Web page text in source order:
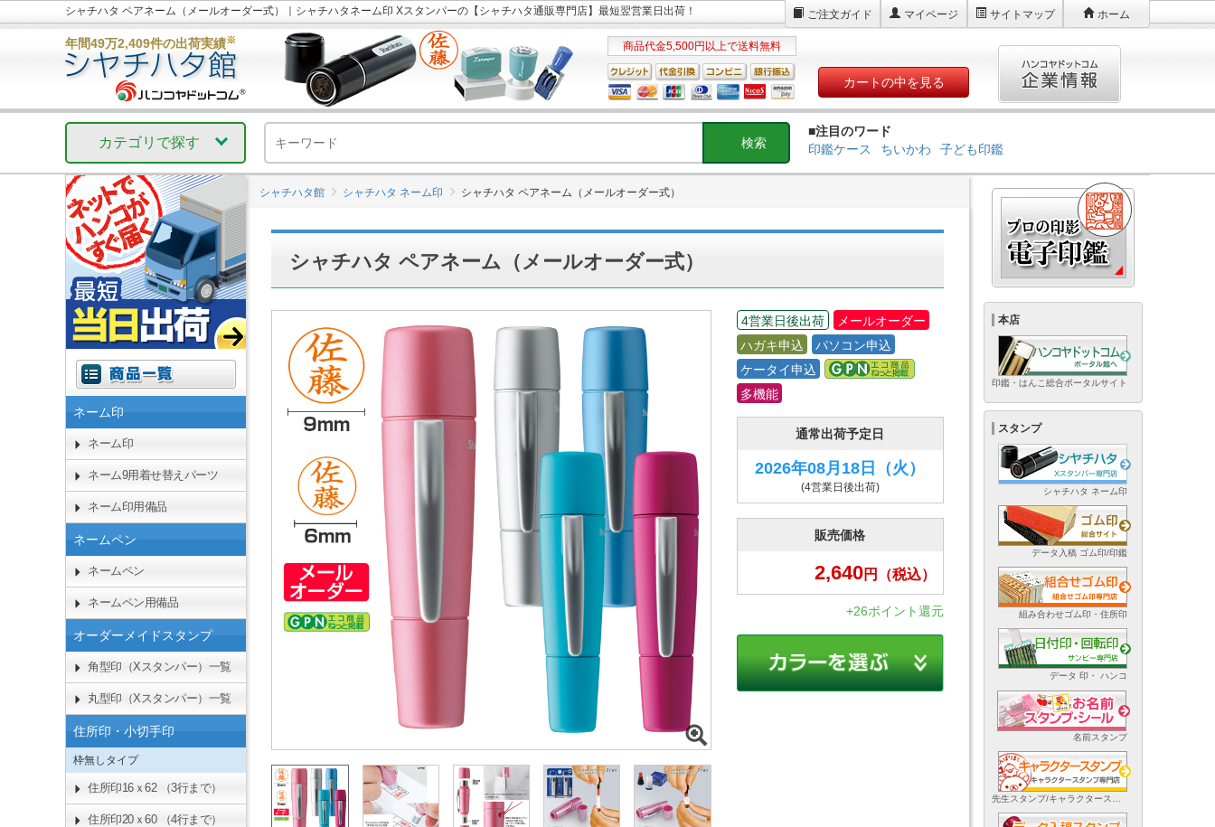
シャチハタ ペアネーム（メールオーダー式）｜シャチハタネーム印 Xスタンパーの【シャチハタ通販専門店】最短翌営業日出荷！ ご注文ガイド マイページ サイトマップ ホーム
年間49万2,409件の出荷実績※
商品代金5,500円以上で送料無料
カートの中を見る
カテゴリで探す
■注目のワード
印鑑ケース
ちいかわ 子ども印鑑
シャチハタ館 シャチハタ ネーム印 シャチハタ ペアネーム（メールオーダー式）
シャチハタ ペアネーム（メールオーダー式）
4営業日後出荷
メールオーダー
ハガキ申込
パソコン申込
ケータイ申込
多機能
通常出荷予定日
2026年08月18日 （火）
(4営業日後出荷)
販売価格
2,640円 （税込）
+26ポイント還元
ネーム印
ネーム印
ネーム9用着せ替えパーツ
ネーム印用備品
ネームペン
ネームペン
ネームペン用備品
オーダーメイドスタンプ
角型印（Xスタンパー）一覧
丸型印（Xスタンパー）一覧
住所印・小切手印
枠無しタイプ
住所印16ｘ62 （3行まで）
住所印20ｘ60 （4行まで）
本店
印鑑・はんこ総合ポータルサイト
スタンプ
シャチハタ ネーム印
データ入稿 ゴム印/印鑑
組み合わせゴム印・住所印
データ 印・ ハンコ
名前スタンプ